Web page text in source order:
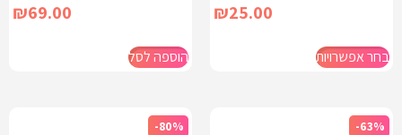
₪25.00
בחר אפשרויות
₪69.00
הוספה לסל
-63%
-80%